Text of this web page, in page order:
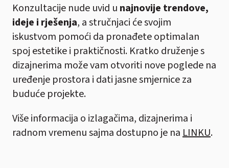
Konzultacije nude uvid u najnovije trendove,
ideje i rješenja, a stručnjaci će svojim
iskustvom pomoći da pronađete optimalan
spoj estetike i praktičnosti. Kratko druženje s
dizajnerima može vam otvoriti nove poglede na
uređenje prostora i dati jasne smjernice za
buduće projekte.
Više informacija o izlagačima, dizajnerima i
radnom vremenu sajma dostupno je naLINKU.